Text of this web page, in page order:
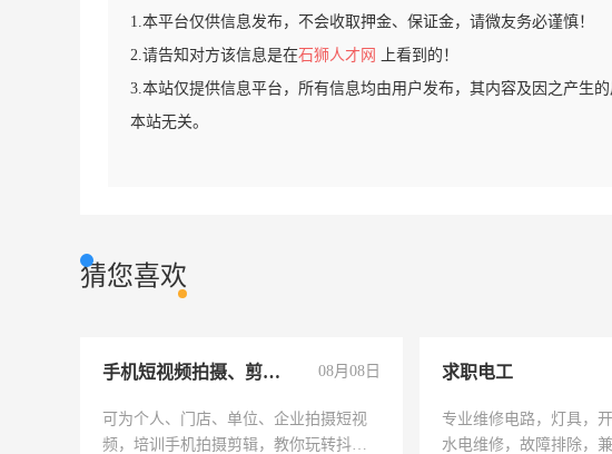
1.本平台仅供信息发布，不会收取押金、保证金，请微友务必谨慎！
2.请告知对方该信息是在石狮人才网
上看到的！
3.本站仅提供信息平台，所有信息均由用户发布，其内容及因之产生
本站无关。
猜您喜欢
手机短视频拍摄、剪辑、抖音快手 08月08日
可为个人、门店、单位、企业拍摄短视
频，培训手机拍摄剪辑，教你玩转抖音
求职电工
专业维修电路，灯具，
水电维修，故障排除，兼